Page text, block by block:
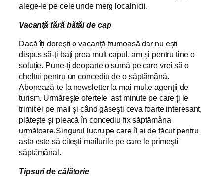
alege-le pe cele unde merg localnicii.
Vacanţă fără bătăi de cap
Dacă îţi doreşti o vacanţă frumoasă dar nu eşti
dispus să-ţi baţi prea mult capul, am şi pentru tine o
soluţie. Pune-ţi deoparte o sumă pe care vrei să o
cheltui pentru un concediu de o săptămână.
Abonează-te la newsletter la mai multe agenţii de
turism. Urmăreşte ofertele last minute pe care ţi le
trimit ei pe mail şi când găseşti ceva foarte interesant,
plăteşte şi pleacă în concediu fix săptămâna
următoare.Singurul lucru pe care îl ai de făcut pentru
asta este să citeşti mailurile pe care le primeşti
săptămânal.
Tipsuri de călătorie